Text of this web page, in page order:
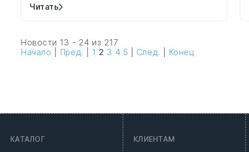
Читать
Новости 13 - 24 из 217
Начало
Пред. 1 2 3 4 5 След. Конец
КАТАЛОГ КЛИЕНТАМ